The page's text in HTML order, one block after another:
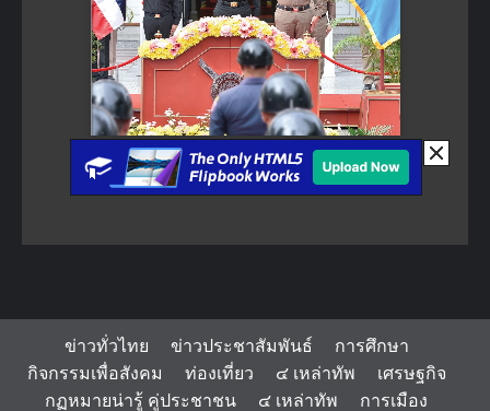
ข่าวทั่วไทย ข่าวประชาสัมพันธ์
การศึกษา
กิจกรรมเพื่อสังคม
ท่องเที่ยว ๔ เหล่าทัพ
เศรษฐกิจ
กฏหมายน่ารู้ คู่ประชาชน
๔ เหล่าทัพ การเมือง